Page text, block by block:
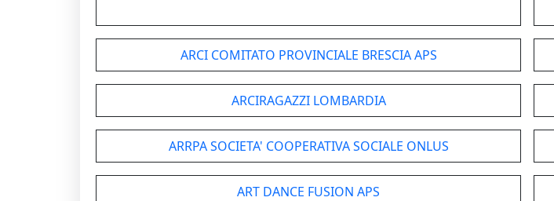
ARCI COMITATO PROVINCIALE BRESCIA APS
ARCIRAGAZZI LOMBARDIA
ARRPA SOCIETA' COOPERATIVA SOCIALE ONLUS
ART DANCE FUSION APS